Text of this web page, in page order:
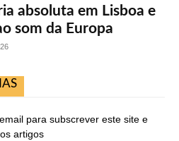
absoluta em Lisboa e
som da Europa
para subscrever este site e
artigos